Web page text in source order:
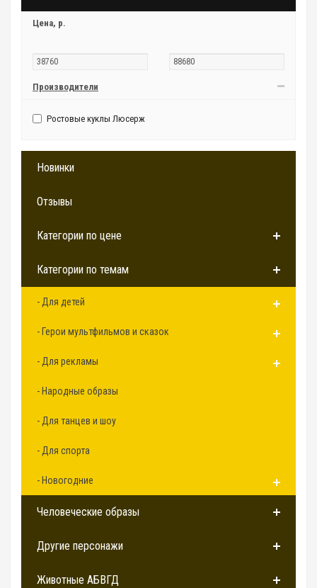
Цена, р.
Производители
Ростовые куклы Люсерж
Новинки
Отзывы
Категории по цене
Категории по темам
- Для детей
- Герои мультфильмов и сказок
- Для рекламы
- Народные образы
- Для танцев и шоу
- Для спорта
- Новогодние
Человеческие образы
Другие персонажи
Животные АБВГД